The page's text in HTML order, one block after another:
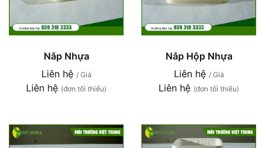
Nắp Nhựa
Liên hệ / Giá
Liên hệ (đơn tối thiểu)
Nắp Hộp Nhựa
Liên hệ / Giá
Liên hệ (đơn tối thiểu)